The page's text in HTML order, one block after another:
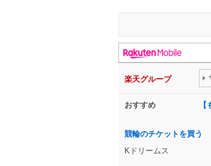
楽天グループ
おすすめ
競輪のチケットを買う
Kドリームス